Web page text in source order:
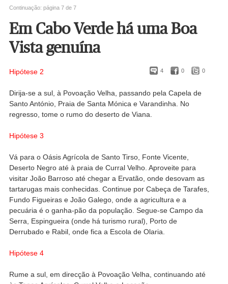
cada vez mais turistas. Mas a ilha permanece um paraíso à parte. Uma visita
Continuação: página 7 de 7
Em Cabo Verde há uma Boa
Vista genuína
4 0 0
Hipótese 2
Dirija-se a sul, à Povoação Velha, passando pela Capela de
Santo António, Praia de Santa Mónica e Varandinha. No
regresso, tome o rumo do deserto de Viana.
Hipótese 3
Vá para o Oásis Agrícola de Santo Tirso, Fonte Vicente,
Deserto Negro até à praia de Curral Velho. Aproveite para
visitar João Barroso até chegar a Ervatão, onde desovam as
tartarugas mais conhecidas. Continue por Cabeça de Tarafes,
Fundo Figueiras e João Galego, onde a agricultura e a
pecuária é o ganha-pão da população. Segue-se Campo da
Serra, Espingueira (onde há turismo rural), Porto de
Derrubado e Rabil, onde fica a Escola de Olaria.
Hipótese 4
Rume a sul, em direcção à Povoação Velha, continuando até